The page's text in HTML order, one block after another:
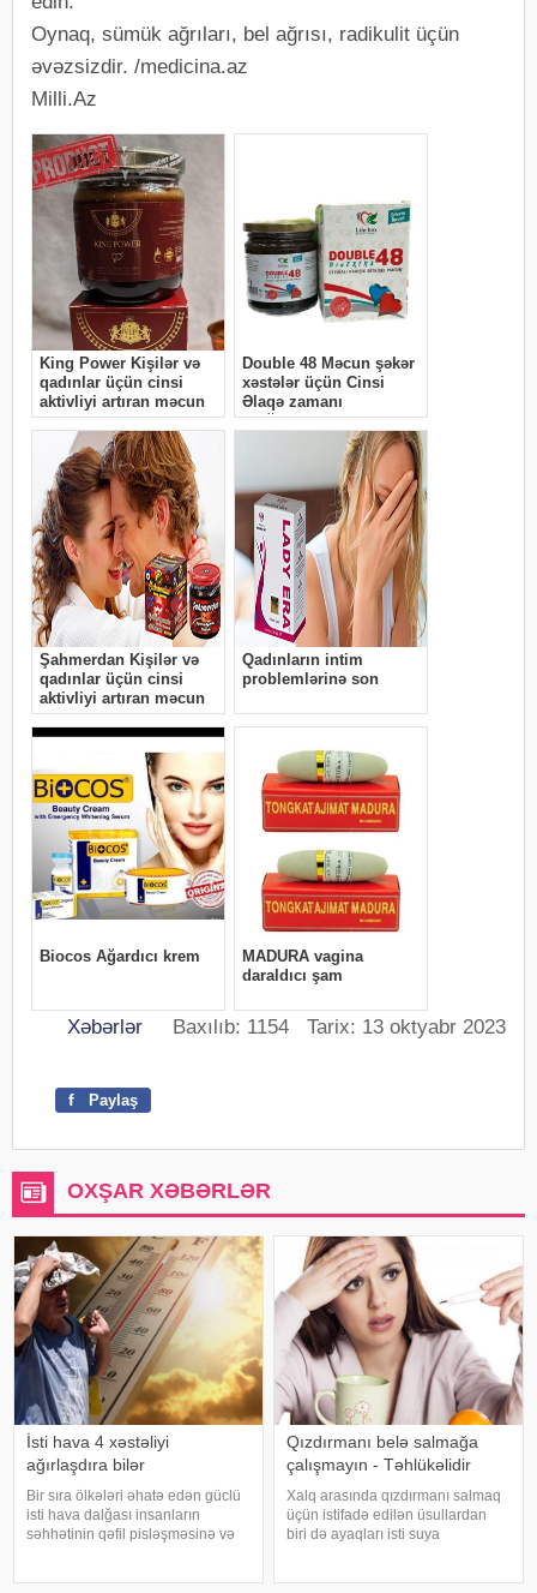
Oynaq, sümük ağrıları, bel ağrısı, radikulit üçün
əvəzsizdir. /medicina.az
Milli.Az
Xəbərlər Baxılıb: 1154 Tarix: 13 oktyabr 2023
f Paylaş
OXŞAR XƏBƏRLƏR
İsti hava 4 xəstəliyi
ağırlaşdıra bilər
Bir sıra ölkələri əhatə edən güclü
isti hava dalğası insanların
səhhətinin qəfil pisləşməsinə və
Qızdırmanı belə salmağa
çalışmayın - Təhlükəlidir
Xalq arasında qızdırmanı salmaq
üçün istifadə edilən üsullardan
biri də ayaqları isti suya